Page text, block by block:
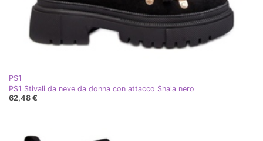
PS1
PS1 Stivali da neve da donna con attacco Shala nero
62,48 €